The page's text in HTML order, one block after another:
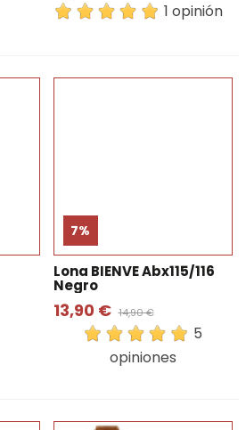
1 opinión
7%
Lona BIENVE Abx115/116
Negro
13,90 € 14,90 €
5
opiniones